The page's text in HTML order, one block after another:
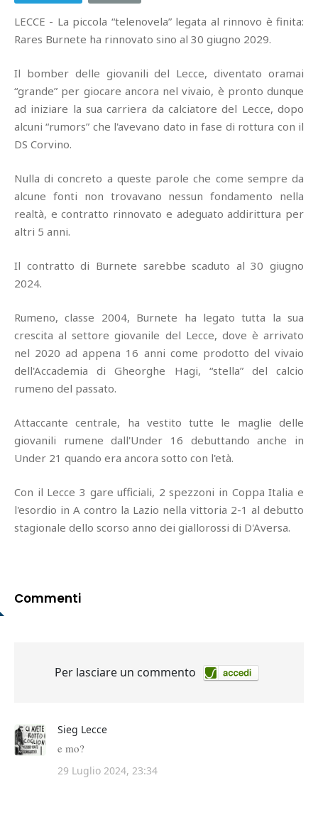
LECCE - La piccola “telenovela” legata al rinnovo è finita:
Rares Burnete ha rinnovato sino al 30 giugno 2029.
Il bomber delle giovanili del Lecce, diventato oramai
“grande” per giocare ancora nel vivaio, è pronto dunque
ad iniziare la sua carriera da calciatore del Lecce, dopo
alcuni “rumors” che l'avevano dato in fase di rottura con il
DS Corvino.
Nulla di concreto a queste parole che come sempre da
alcune fonti non trovavano nessun fondamento nella
realtà, e contratto rinnovato e adeguato addirittura per
altri 5 anni.
Il contratto di Burnete sarebbe scaduto al 30 giugno
2024.
Rumeno, classe 2004, Burnete ha legato tutta la sua
crescita al settore giovanile del Lecce, dove è arrivato
nel 2020 ad appena 16 anni come prodotto del vivaio
dell'Accademia di Gheorghe Hagi, “stella” del calcio
rumeno del passato.
Attaccante centrale, ha vestito tutte le maglie delle
giovanili rumene dall'Under 16 debuttando anche in
Under 21 quando era ancora sotto con l'età.
Con il Lecce 3 gare ufficiali, 2 spezzoni in Coppa Italia e
l'esordio in A contro la Lazio nella vittoria 2-1 al debutto
stagionale dello scorso anno dei giallorossi di D'Aversa.
Commenti